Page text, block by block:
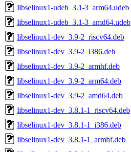
libselinux1-udeb_3.1-3_arm64.udeb
libselinux1-udeb_3.1-3_amd64.udeb
libselinux1-dev_3.9-2_riscv64.deb
libselinux1-dev_3.9-2_i386.deb
libselinux1-dev_3.9-2_armhf.deb
libselinux1-dev_3.9-2_arm64.deb
libselinux1-dev_3.9-2_amd64.deb
libselinux1-dev_3.8.1-1_riscv64.deb
libselinux1-dev_3.8.1-1_i386.deb
libselinux1-dev_3.8.1-1_armhf.deb